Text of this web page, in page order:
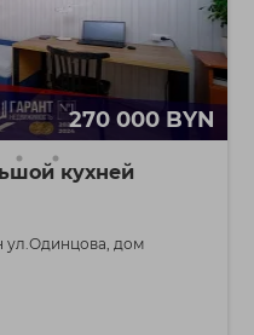
270 000 BYN
кухней
ул.Одинцова, дом